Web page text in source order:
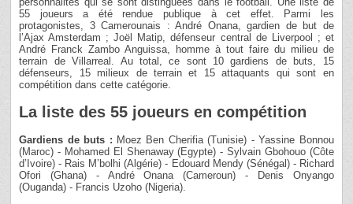
55 joueurs a été rendue publique à cet effet. Parmi les
protagonistes, 3 Camerounais : André Onana, gardien de but de
l’Ajax Amsterdam ; Joël Matip, défenseur central de Liverpool ; et
André Franck Zambo Anguissa, homme à tout faire du milieu de
terrain de Villarreal. Au total, ce sont 10 gardiens de buts, 15
défenseurs, 15 milieux de terrain et 15 attaquants qui sont en
compétition dans cette catégorie.
La liste des 55 joueurs en compétition
Gardiens de buts : Moez Ben Cherifia (Tunisie) - Yassine Bonnou
(Maroc) - Mohamed El Shenaway (Egypte) - Sylvain Gbohouo (Côte
d’Ivoire) - Rais M’bolhi (Algérie) - Edouard Mendy (Sénégal) - Richard
Ofori (Ghana) - André Onana (Cameroun) - Denis Onyango
(Ouganda) - Francis Uzoho (Nigeria).